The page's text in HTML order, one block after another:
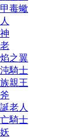
毒蠍
之翼
騎士
親王
老人
騎士